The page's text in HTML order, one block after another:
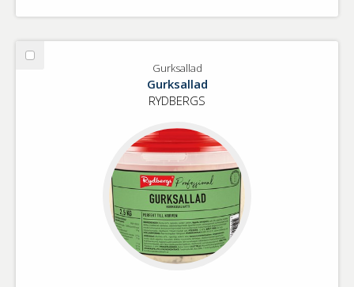
Välj
Gurksallad
Gurksallad
RYDBERGS